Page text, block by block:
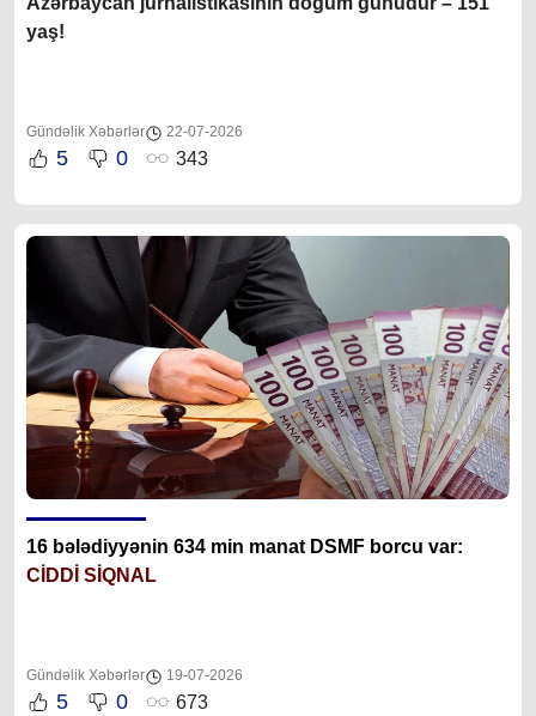
yaş!
Gündəlik Xəbərlər 22-07-2026
5 0 343
16 bələdiyyənin 634 min manat DSMF borcu var:
CİDDİ SİQNAL
Gündəlik Xəbərlər 19-07-2026
5 0 673